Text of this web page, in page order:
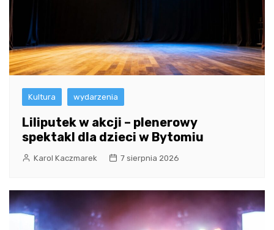
Kultura wydarzenia
Liliputek w akcji – plenerowy
spektakl dla dzieci w Bytomiu
Karol Kaczmarek 7 sierpnia 2026